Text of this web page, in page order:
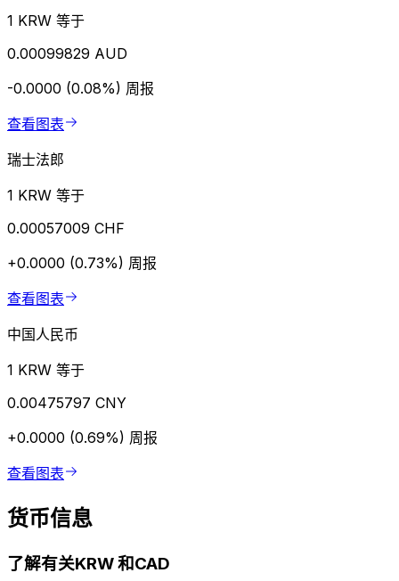
1 KRW 等于
0.00099829 AUD
-0.0000 (0.08%) 周报
查看图表
瑞士法郎
1 KRW 等于
0.00057009 CHF
+0.0000 (0.73%) 周报
查看图表
中国人民币
1 KRW 等于
0.00475797 CNY
+0.0000 (0.69%) 周报
查看图表
货币信息
了解有关KRW 和CAD